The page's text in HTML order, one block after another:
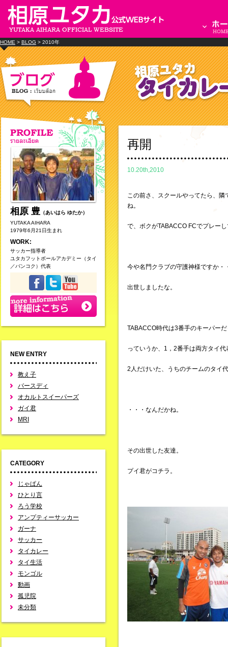
HOME > BLOG > 2010年
相原 豊 （あいはら ゆたか）
YUTAKA AIHARA
1979年6月21日生まれ
WORK:
サッカー指導者
ユタカフットボールアカデミー（タイ
／バンコク）代表
NEW ENTRY
教え子
バースディ
オカルトスイーパーズ
ガイ君
MRI
CATEGORY
じゃぱん
ひとり言
ろう学校
アンプティーサッカー
ガーナ
サッカー
タイカレー
タイ生活
モンゴル
動画
孤児院
未分類
再開
10.20th,2010
この前さ、スクールやってたら、隣
ね。
で、ボクがTABACCO FCでプレー
今や名門クラブの守護神様ですか・
出世しましたな。
TABACCO時代は3番手のキーパー
っていうか、1，2番手は両方タイ代
2人だけいた、うちのチームのタイ
・・・なんだかね。
その出世した友達。
プイ君がコチラ。